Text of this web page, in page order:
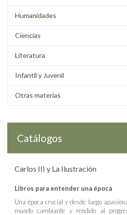
Humanidades
Ciencias
Literatura
Infantil y Juvenil
Otras materias
Catálogos
Carlos III y La Ilustración
Libros para entender una época
Una época crucial y desde luego
mundo cambiante y rendido al